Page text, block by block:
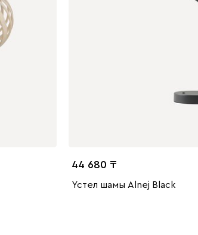
44 680
Үстел шамы Alnej Black